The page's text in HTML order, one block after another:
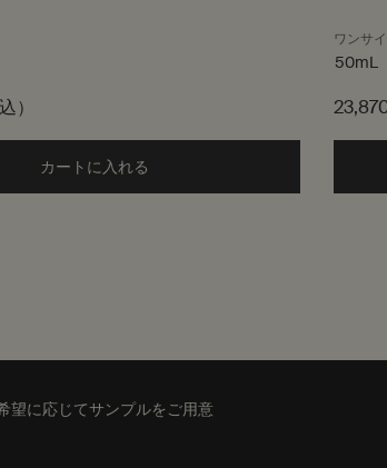
ウォッシュ to cart
）
カートに入れる Add the イソップ ハーバル ボデ
ワンサ
50mL
望に応じてサンプルをご用意